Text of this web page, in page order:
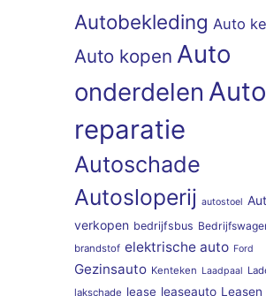
Autobekleding Auto
Auto kopen Auto
onderdelen Auto
reparatie
Autoschade
Autosloperij autostoel
verkopen bedrijfsbus
brandstof elektrische auto Ford
Gezinsauto Kenteken Laadpaal
lakschade lease leaseauto Leasen